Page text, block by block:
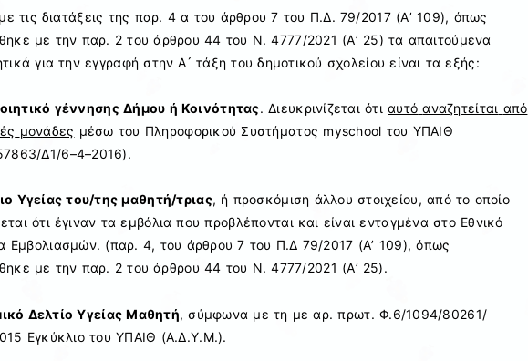
τις διατάξεις της παρ. 4 α του άρθρου 7 του Π.Δ. 79/2017 (Α’ 109), όπως
με την παρ. 2 του άρθρου 44 του Ν. 4777/2021 (Α’ 25) τα απαιτούμενα
για την εγγραφή στην Α ́ τάξη του δημοτικού σχολείου είναι τα εξής:
γέννησης Δήμου ή Κοινότητας. Διευκρινίζεται ότι αυτό αναζητείται από
μονάδες μέσω του Πληροφορικού Συστήματος myschool του ΥΠΑΙΘ
Δ1/6–4–2016).
Υγείας του/της μαθητή/τριας, ή προσκόμιση άλλου στοιχείου, από το οποίο
ότι έγιναν τα εμβόλια που προβλέπονται και είναι ενταγμένα στο Εθνικό
Εμβολιασμών. (παρ. 4, του άρθρου 7 του Π.Δ 79/2017 (Α’ 109), όπως
με την παρ. 2 του άρθρου 44 του Ν. 4777/2021 (Α’ 25).
Δελτίο Υγείας Μαθητή, σύμφωνα με τη με αρ. πρωτ. Φ.6/1094/80261/
Εγκύκλιο του ΥΠΑΙΘ (Α.Δ.Υ.Μ.).